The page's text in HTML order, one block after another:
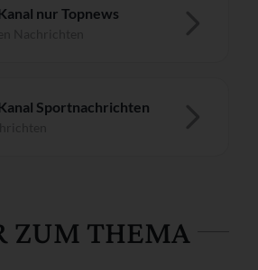
nur Topnews
Sportnachrichten
ZUM THEMA